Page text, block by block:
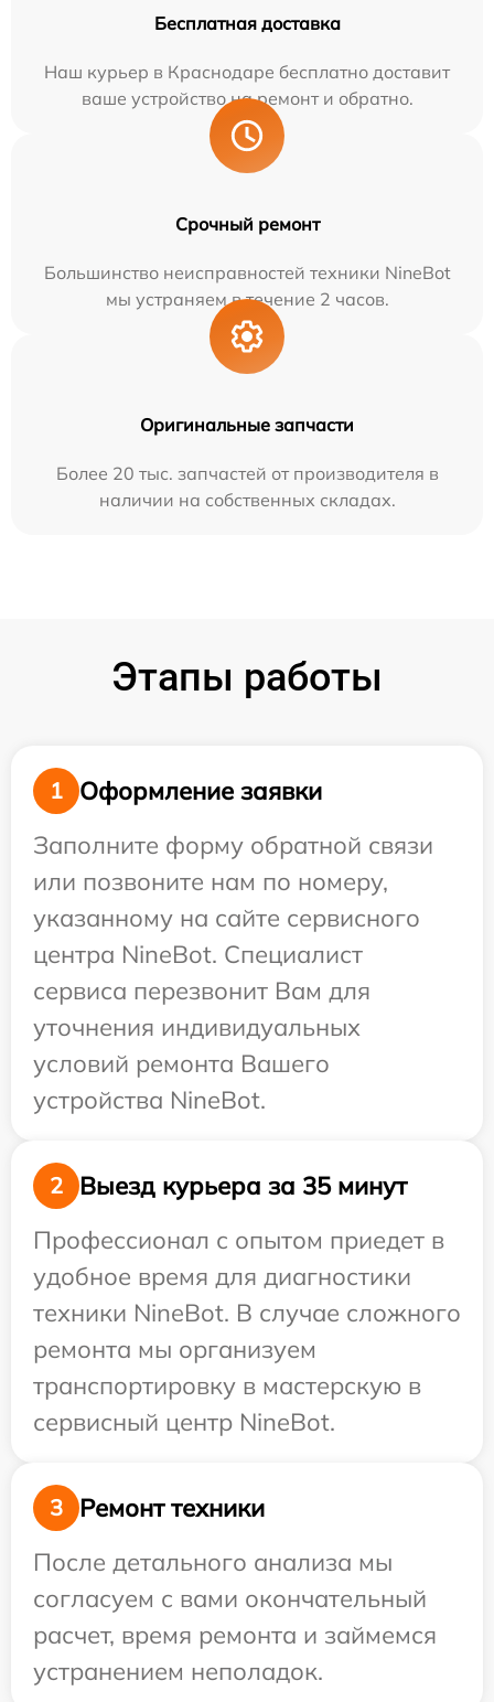
Бесплатная доставка
Наш курьер в Краснодаре бесплатно доставит
ваше устройство на ремонт и обратно.
Срочный ремонт
Большинство неисправностей техники NineBot
мы устраняем в течение 2 часов.
Оригинальные запчасти
Более 20 тыс. запчастей от производителя в
наличии на собственных складах.
Этапы работы
1
Оформление заявки
Заполните форму обратной связи
или позвоните нам по номеру,
указанному на сайте сервисного
центра NineBot. Специалист
сервиса перезвонит Вам для
уточнения индивидуальных
условий ремонта Вашего
устройства NineBot.
2
Выезд курьера за 35 минут
Профессионал с опытом приедет в
удобное время для диагностики
техники NineBot. В случае сложного
ремонта мы организуем
транспортировку в мастерскую в
сервисный центр NineBot.
3
Ремонт техники
После детального анализа мы
согласуем с вами окончательный
расчет, время ремонта и займемся
устранением неполадок.